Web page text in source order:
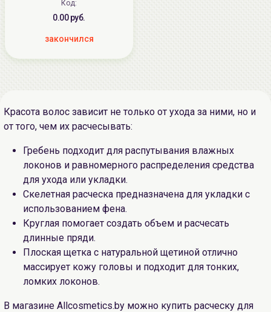
Код:
0.00 руб.
закончился
Красота волос зависит не только от ухода за ними, но и
от того, чем их расчесывать:
Гребень подходит для распутывания влажных
локонов и равномерного распределения средства
для ухода или укладки.
Скелетная расческа предназначена для укладки с
использованием фена.
Круглая помогает создать объем и расчесать
длинные пряди.
Плоская щетка с натуральной щетиной отлично
массирует кожу головы и подходит для тонких,
ломких локонов.
В магазине Allcosmetics.by можно купить расческу для